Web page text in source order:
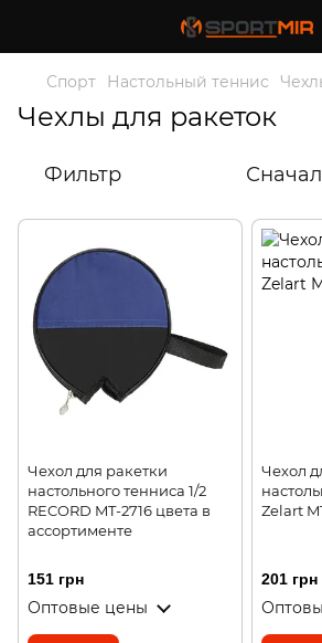
Спорт Настольный теннис
Чехлы для ракеток
Фильтр
Чехол для ракетки
настольного тенниса 1/2
RECORD MT-2716 цвета в
ассортименте
151 грн
Оптовые цены
Чехол
Zelart
201 грн